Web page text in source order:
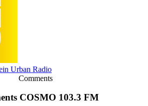
Urban Radio
Comments
COSMO 103.3 FM